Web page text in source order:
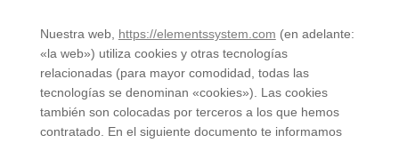
Nuestra web, https://elementssystem.com (en adelante:
«la web») utiliza cookies y otras tecnologías
relacionadas (para mayor comodidad, todas las
tecnologías se denominan «cookies»). Las cookies
también son colocadas por terceros a los que hemos
contratado. En el siguiente documento te informamos